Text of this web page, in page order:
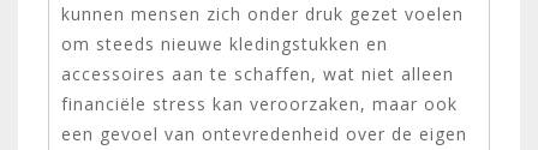
kunnen mensen zich onder druk gezet voelen
om steeds nieuwe kledingstukken en
accessoires aan te schaffen, wat niet alleen
financiële stress kan veroorzaken, maar ook
een gevoel van ontevredenheid over de eigen